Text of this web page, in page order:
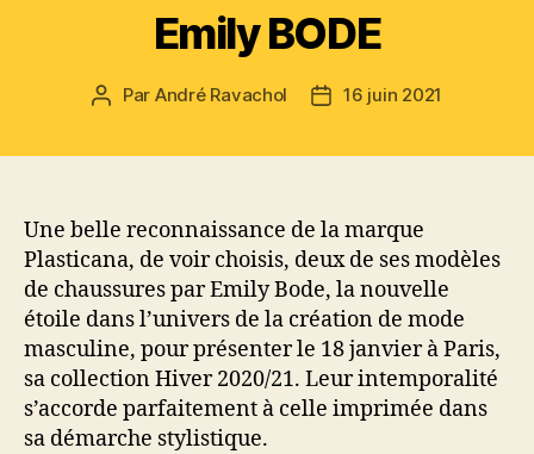
Emily BODE
Auteur
Par André Ravachol
Date16 juin 2021
Une belle reconnaissance de la marque
Plasticana, de voir choisis, deux de ses modèles
de chaussures par Emily Bode, la nouvelle
étoile dans l’univers de la création de mode
masculine, pour présenter le 18 janvier à Paris,
sa collection Hiver 2020/21. Leur intemporalité
s’accorde parfaitement à celle imprimée dans
sa démarche stylistique.